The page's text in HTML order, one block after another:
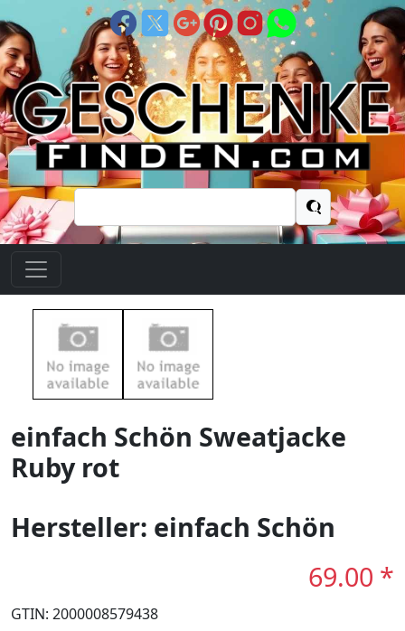
Suchen
nach:
einfach Schön Sweatjacke
Ruby rot
Hersteller: einfach Schön
69.00 *
GTIN: 2000008579438